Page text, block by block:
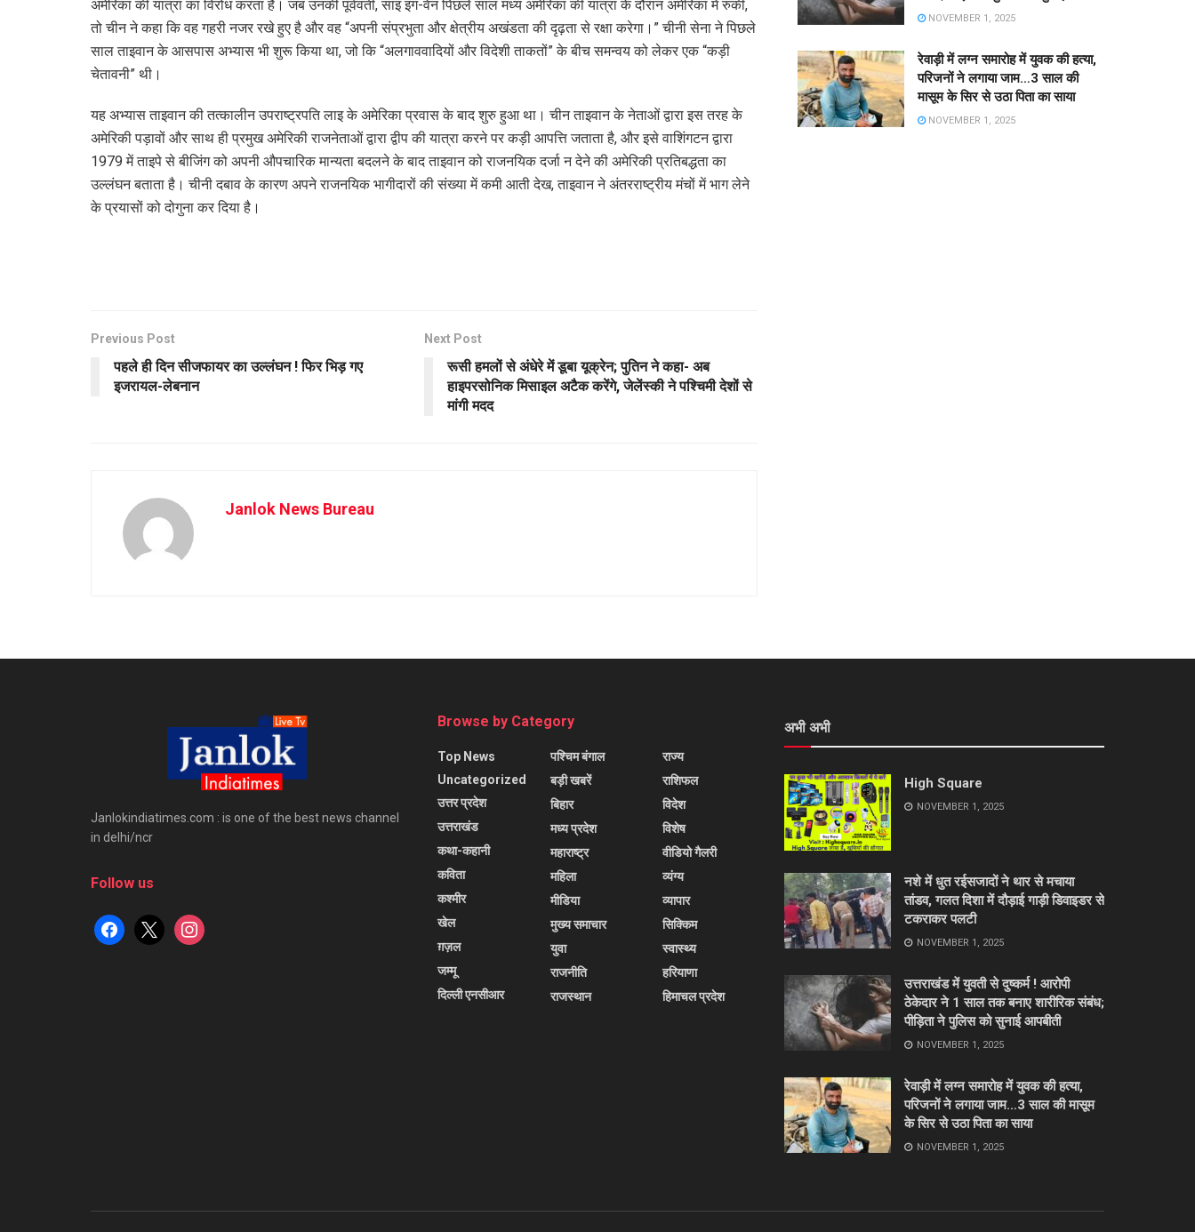
अमेरिका की यात्रा का विरोध करता है। जब उनकी पूर्ववर्ती, साइ इंग-वेन पिछले साल मध्य अमेरिका की यात्रा के दौरान अमेरिका में रुकीं,
तो चीन ने कहा कि वह गहरी नजर रखे हुए है और वह “अपनी संप्रभुता और क्षेत्रीय अखंडता की दृढ़ता से रक्षा करेगा।” चीनी सेना ने पिछले
साल ताइवान के आसपास अभ्यास भी शुरू किया था, जो कि “अलगाववादियों और विदेशी ताकतों” के बीच समन्वय को लेकर एक “कड़ी
चेतावनी” थी।
यह अभ्यास ताइवान की तत्कालीन उपराष्ट्रपति लाइ के अमेरिका प्रवास के बाद शुरु हुआ था। चीन ताइवान के नेताओं द्वारा इस तरह के
अमेरिकी पड़ावों और साथ ही प्रमुख अमेरिकी राजनेताओं द्वारा द्वीप की यात्रा करने पर कड़ी आपत्ति जताता है, और इसे वाशिंगटन द्वारा
1979 में ताइपे से बीजिंग को अपनी औपचारिक मान्यता बदलने के बाद ताइवान को राजनयिक दर्जा न देने की अमेरिकी प्रतिबद्धता का
उल्लंघन बताता है। चीनी दबाव के कारण अपने राजनयिक भागीदारों की संख्या में कमी आती देख, ताइवान ने अंतरराष्ट्रीय मंचों में भाग लेने
के प्रयासों को दोगुना कर दिया है।
Previous Post
पहले ही दिन सीजफायर का उल्लंघन ! फिर भिड़ गए
इजरायल-लेबनान
Next Post
रूसी हमलों से अंधेरे में डूबा यूक्रेन; पुतिन ने कहा- अब
हाइपरसोनिक मिसाइल अटैक करेंगे, जेलेंस्की ने पश्चिमी देशों से
मांगी मदद
Janlok News Bureau
NOVEMBER 1, 2025
रेवाड़ी में लग्न समारोह में युवक की हत्या,
परिजनों ने लगाया जाम…3 साल की
मासूम के सिर से उठा पिता का साया
NOVEMBER 1, 2025
Janlokindiatimes.com : is one of the best news channel
in delhi/ncr
Follow us
facebook
x instagram
Browse by Category
Top News
Uncategorized
उत्तर प्रदेश
उत्तराखंड
कथा-कहानी
कविता
कश्मीर
खेल
ग़ज़ल
जम्मू
दिल्ली एनसीआर
पश्चिम बंगाल
बड़ी खबरें
बिहार
मध्य प्रदेश
महाराष्ट्र
महिला
मीडिया
मुख्य समाचार
युवा
राजनीति
राजस्थान
राज्य
राशिफल
विदेश
विशेष
वीडियो गैलरी
व्यंग्य
व्यापार
सिक्किम
स्वास्थ्य
हरियाणा
हिमाचल प्रदेश
अभी अभी
High Square
NOVEMBER 1, 2025
नशे में धुत रईसजादों ने थार से मचाया
तांडव, गलत दिशा में दौड़ाई गाड़ी डिवाइडर से
टकराकर पलटी
NOVEMBER 1, 2025
उत्तराखंड में युवती से दुष्कर्म ! आरोपी
ठेकेदार ने 1 साल तक बनाए शारीरिक संबंध;
पीड़िता ने पुलिस को सुनाई आपबीती
NOVEMBER 1, 2025
रेवाड़ी में लग्न समारोह में युवक की हत्या,
परिजनों ने लगाया जाम…3 साल की मासूम
के सिर से उठा पिता का साया
NOVEMBER 1, 2025